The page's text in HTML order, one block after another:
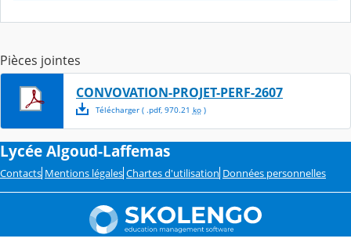
Pièces jointes
CONVOVATION-PROJET-PERF-2607
Télécharger( .pdf, 970.21 ko)
Lycée Algoud-Laffemas
Contacts Mentions légales Chartes d'utilisation Données personnelles